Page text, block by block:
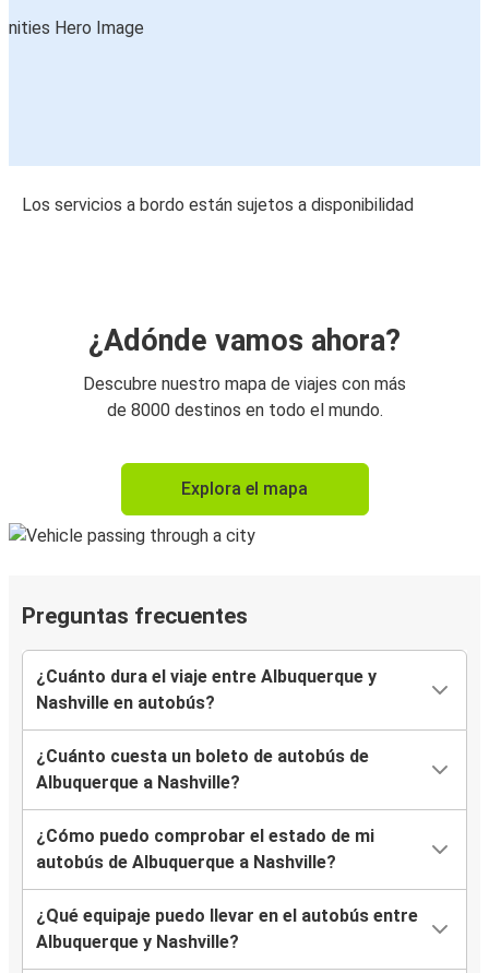
Los servicios a bordo están sujetos a disponibilidad
¿Adónde vamos ahora?
Descubre nuestro mapa de viajes con más
de 8000 destinos en todo el mundo.
Explora el mapa
Preguntas frecuentes
¿Cuánto dura el viaje entre Albuquerque y
Nashville en autobús?
¿Cuánto cuesta un boleto de autobús de
Albuquerque a Nashville?
¿Cómo puedo comprobar el estado de mi
autobús de Albuquerque a Nashville?
¿Qué equipaje puedo llevar en el autobús entre
Albuquerque y Nashville?